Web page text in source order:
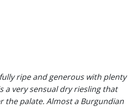
ripe and generous with plenty
a very sensual dry riesling that
the palate. Almost a Burgundian